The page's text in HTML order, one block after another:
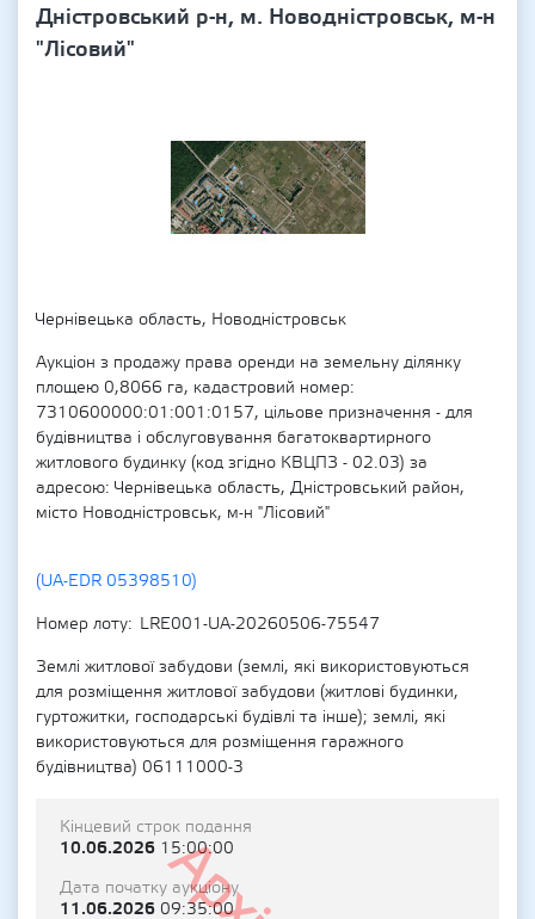
Дністровський р-н, м. Новодністровськ, м-н
"Лісовий"
Чернівецька область, Новодністровськ
Аукціон з продажу права оренди на земельну ділянку
площею 0,8066 га, кадастровий номер:
7310600000:01:001:0157, цільове призначення - для
будівництва і обслуговування багатоквартирного
житлового будинку (код згідно КВЦПЗ - 02.03) за
адресою: Чернівецька область, Дністровський район,
місто Новодністровськ, м-н "Лісовий"
(UA-EDR 05398510)
Номер лоту
LRE001-UA-20260506-75547
Землі житлової забудови (землі, які використовуються
для розміщення житлової забудови (житлові будинки,
гуртожитки, господарські будівлі та інше); землі, які
використовуються для розміщення гаражного
будівництва) 06111000-3
Кінцевий строк подання
10.06.2026 15:00:00
Дата початку аукціону
11.06.2026 09:35:00